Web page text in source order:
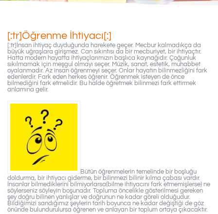
[:tr]Öğrenme İhtiyacı[:]
[:tr]İnsan ihtiyaç duyduğunda harekete geçer. Mecbur kalmadıkça da
büyük uğraşlara girişmez. Can sıkıntısı da bir mecburiyet, bir ihtiyaçtır.
Hatta modern hayatta ihtiyaçlarımızın başlıca kaynağıdır. Çoğunluk
sıkılmamak için meşgul olmayı seçer. Müzik, sanat, estetik, muhabbet
oyalanmadır. Az insan öğrenmeyi seçer. Onlar hayatın bilinmezliğini fark
edenlerdir. Fark eden herkes öğrenir. Öğrenmek isteyen de önce
bilmediğini fark etmelidir. Bu halde öğretmek bilinmezi fark ettirmek
anlamına gelir.
Bütün öğrenmelerin temelinde bir boşluğu
doldurma, bir ihtiyacı giderme, bir bilinmezi bilinir kılma çabası vardır.
İnsanlar bilmediklerini bilmiyorlarsa(bilme ihtiyacını fark etmemişlerse) ne
söylerseniz söyleyin boşunadır. Topluma öncelikle gösterilmesi gereken
şey doğru bilinen yanlışlar ve doğrunun ne kadar göreli olduğudur.
Bildiğimizi sandığımız şeylerin tarih boyunca ne kadar değiştiği de göz
önünde bulundurulursa öğrenen ve anlayan bir toplum ortaya çıkacaktır.